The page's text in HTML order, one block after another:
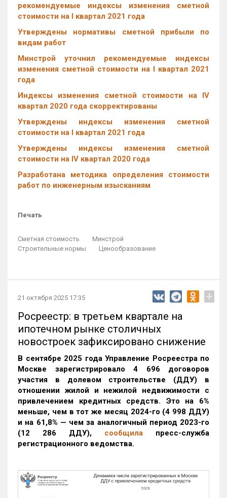
рекомендуемые индексы изменения сметной
стоимости на I квартал 2021 года
Утверждены нормативы сметной прибыли по
видам работ
Минстрой уточнил рекомендуемые индексы
изменения сметной стоимости на I квартал 2021
года
Индексы изменения сметной стоимости на IV
квартал 2020 года скорректированы
Утверждены индексы изменения сметной
стоимости на I квартал 2021 года
Утверждены индексы изменения сметной
стоимости на IV квартал 2020 года
Разработана методика определения стоимости
работ по инженерным изысканиям
Печать
Сметная стоимость
Минстрой
Строительные нормы
Ценообразование
21 октября 2025 17:35 +
Росреестр: в третьем квартале на
ипотечном рынке столичных
новостроек зафиксировано снижение
В сентябре 2025 года Управление Росреестра по
Москве зарегистрировало 4 696 договоров
участия в долевом строительстве (ДДУ) в
отношении жилой и нежилой недвижимости с
привлечением кредитных средств. Это на 6%
меньше, чем в тот же месяц 2024-го (4 998 ДДУ)
и на 61,8% — чем за аналогичный период 2023-го
(12 286 ДДУ), сообщила пресс-служба
регистрационного ведомства.